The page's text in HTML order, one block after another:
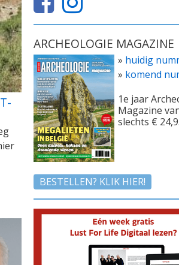
ARCHEOLOGIE MAGAZINE
» huidig
» komend
1e jaar
Magazine
slechts €
BESTELLEN? KLIK HIER!